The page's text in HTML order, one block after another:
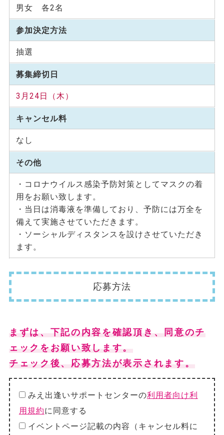
男女 各2名
参加決定方法
抽選
募集締切日
3月24日（木）
キャンセル料
なし
その他
・コロナウイルス感染予防対策としてマスクの着
用をお願い致します。
・当日は消毒液を準備しており、予防には万全を
備えて実施させていただきます。
・ソーシャルディスタンスを設けさせていただき
ます。
応募方法
まずは、下記の内容を確認頂き、同意のチ
ェックをお願い致します。
チェック後、応募方法が表示されます。
みえ出逢いサポートセンターの利用者向け利
用規約に同意する
イベントページ記載の内容（キャンセル料に